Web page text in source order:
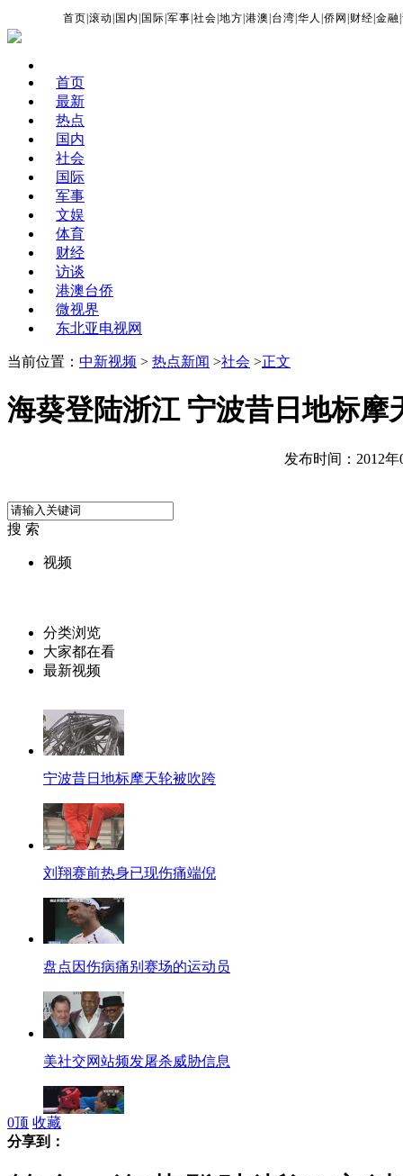
首页 |滚动 国内 国际 |军事 |社会 |地方 |港澳 台湾 |华人 |侨网 财经 |金融 |
首页
最新
热点
国内
社会
国际
军事
文娱
体育
财经
访谈
港澳台侨
微视界
东北亚电视网
当前位置： 中新视频 > 热点新闻 >社会 >正文
海葵登陆浙江 宁波昔日地标摩
发布时间：2012年
搜 索
视频
分类浏览
大家都在看
最新视频
宁波昔日地标摩天轮被吹跨
刘翔赛前热身已现伤痛端倪
盘点因伤病痛别赛场的运动员
美社交网站频发屠杀威胁信息
0顶 收藏
分享到：